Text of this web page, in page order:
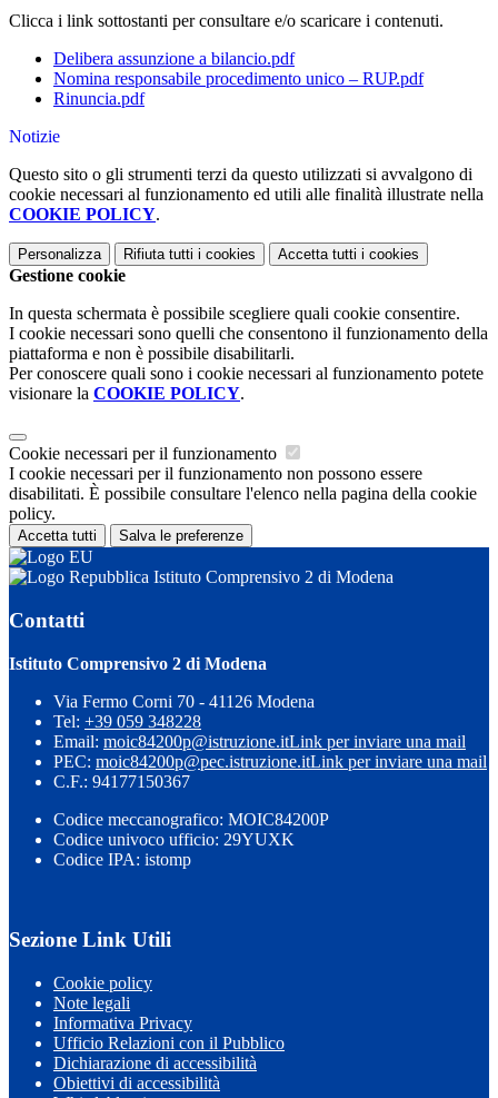
Clicca i link sottostanti per consultare e/o scaricare i contenuti.
Delibera assunzione a bilancio.pdf
Nomina responsabile procedimento unico – RUP.pdf
Rinuncia.pdf
Notizie
Questo sito o gli strumenti terzi da questo utilizzati si avvalgono di
cookie necessari al funzionamento ed utili alle finalità illustrate nella
COOKIE POLICY.
Personalizza Rifiuta tutti i cookies Accetta tutti i cookies
Gestione cookie
In questa schermata è possibile scegliere quali cookie consentire.
I cookie necessari sono quelli che consentono il funzionamento della
piattaforma e non è possibile disabilitarli.
Per conoscere quali sono i cookie necessari al funzionamento potete
visionare la COOKIE POLICY.
Cookie necessari per il funzionamento
I cookie necessari per il funzionamento non possono essere
disabilitati. È possibile consultare l'elenco nella pagina della cookie
policy.
Accetta tutti Salva le preferenze
Istituto Comprensivo 2 di Modena
Contatti
Istituto Comprensivo 2 di Modena
Via Fermo Corni 70 - 41126 Modena
Tel: +39 059 348228
Email: moic84200p@istruzione.itLink per inviare una mail
PEC: moic84200p@pec.istruzione.itLink per inviare una mail
C.F.: 94177150367
Codice meccanografico: MOIC84200P
Codice univoco ufficio: 29YUXK
Codice IPA: istomp
Sezione Link Utili
Cookie policy
Note legali
Informativa Privacy
Ufficio Relazioni con il Pubblico
Dichiarazione di accessibilità
Obiettivi di accessibilità